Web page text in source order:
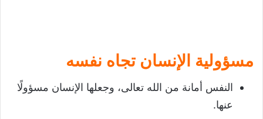
مسؤولية الإنسان تجاه نفسه
النفس أمانة من الله تعالى، وجعلها الإنسان مسؤولًا
عنها.